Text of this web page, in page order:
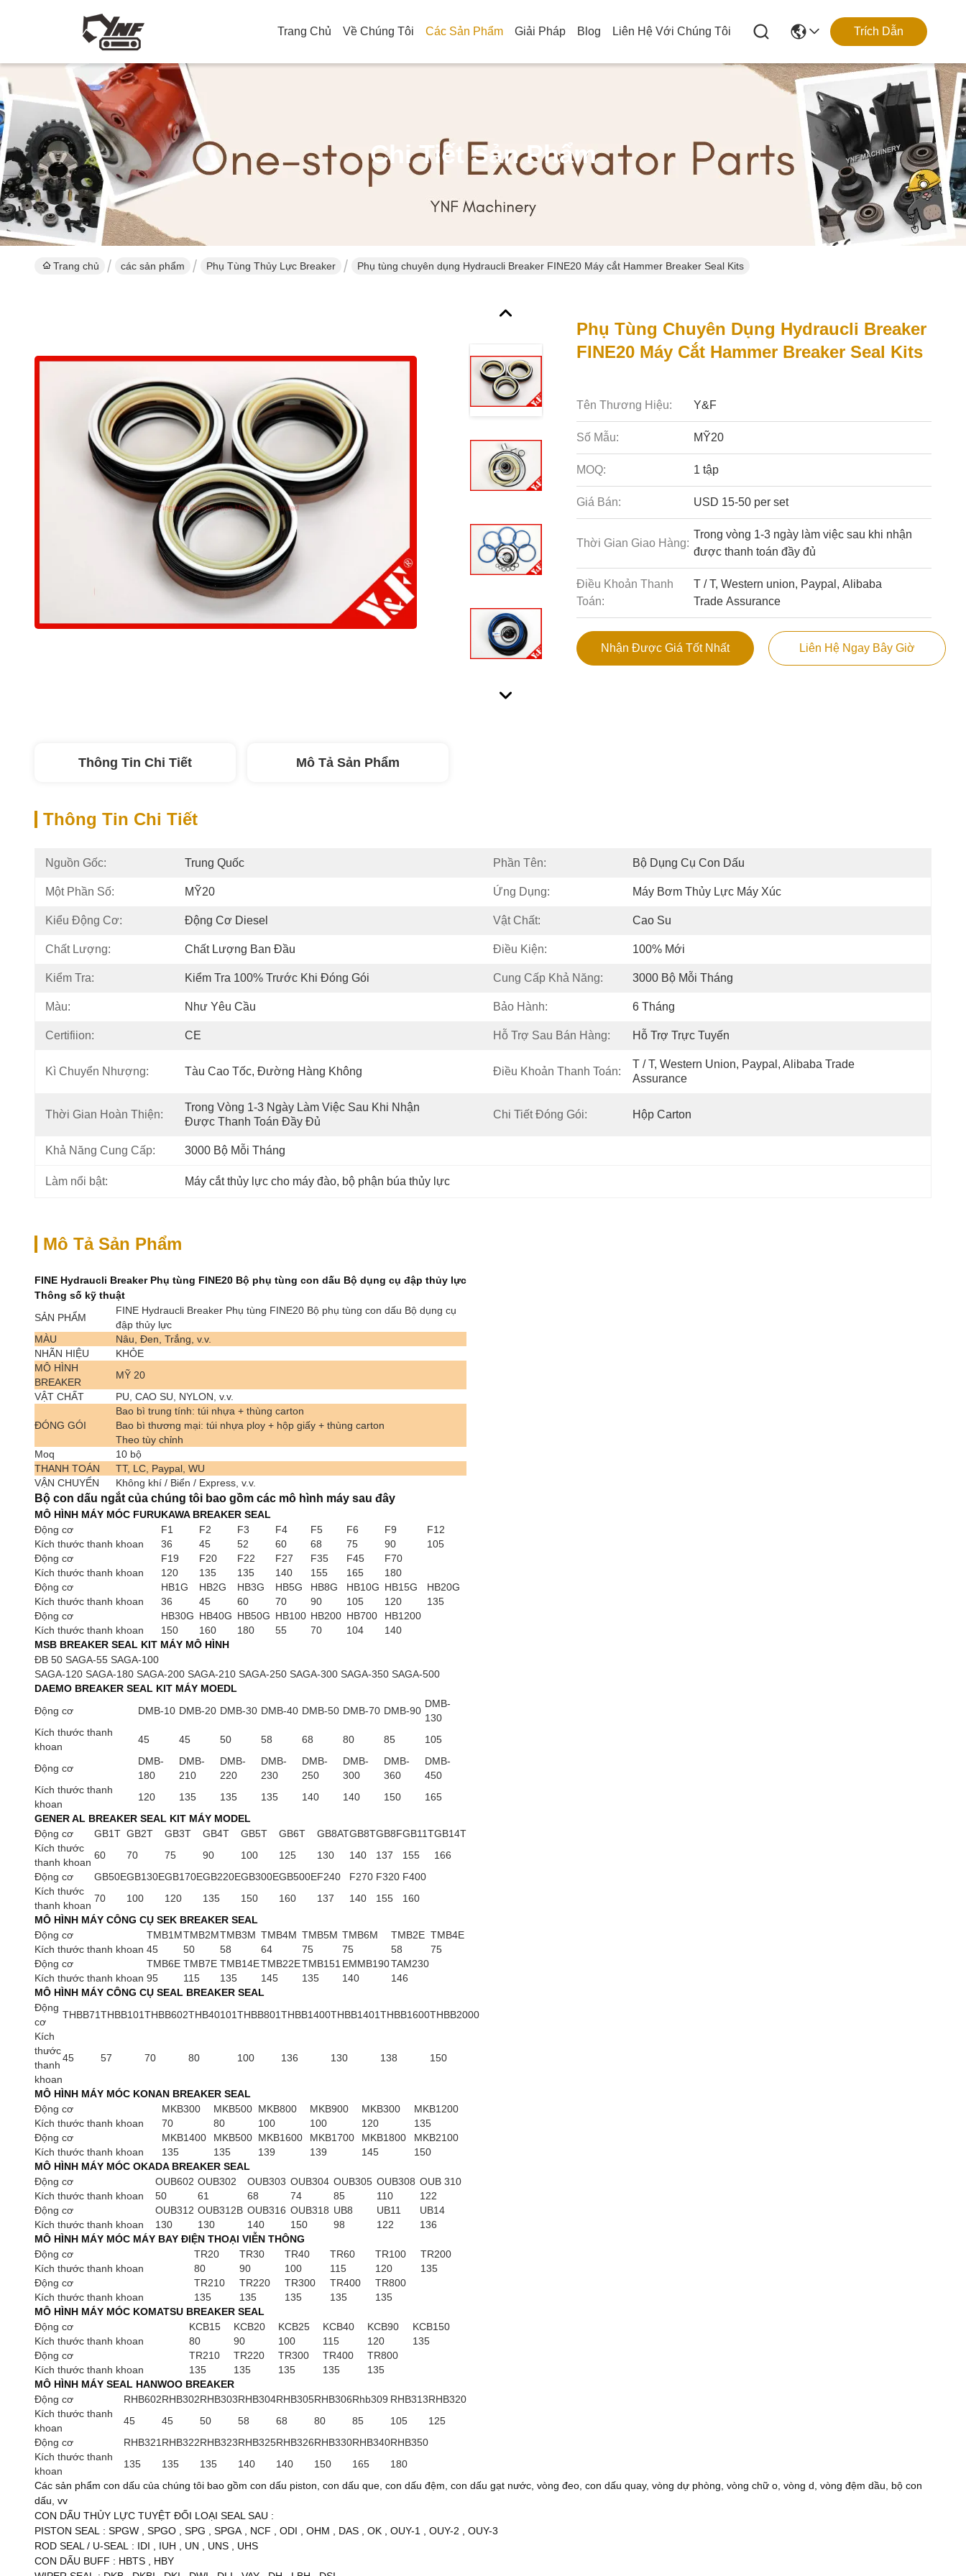
Trang Chủ Về Chúng Tôi Các Sản Phẩm Giải Pháp Blog Liên Hệ Với Chúng Tôi Trích Dẫn
Chi Tiết Sản Phẩm
Trang chủ các sản phẩm Phụ Tùng Thủy Lực Breaker Phụ tùng chuyên dụng Hydraucli Breaker FINE20 Máy cắt Hammer Breaker Seal Kits
Phụ Tùng Chuyên Dụng Hydraucli Breaker
FINE20 Máy Cắt Hammer Breaker Seal Kits
Tên Thương Hiệu: Y&F
Số Mẫu: MỸ20
MOQ: 1 tập
Giá Bán: USD 15-50 per set
Thời Gian Giao Hàng:
Trong vòng 1-3 ngày làm việc sau khi nhận
được thanh toán đầy đủ
Điều Khoản Thanh
Toán:
T / T, Western union, Paypal, Alibaba
Trade Assurance
Nhận Được Giá Tốt Nhất Liên Hệ Ngay Bây Giờ
Thông Tin Chi Tiết Mô Tả Sản Phẩm
Thông Tin Chi Tiết
Nguồn Gốc: Trung Quốc Phần Tên: Bộ Dụng Cụ Con Dấu
Một Phần Số: MỸ20 Ứng Dụng: Máy Bơm Thủy Lực Máy Xúc
Kiểu Động Cơ: Động Cơ Diesel Vật Chất: Cao Su
Chất Lượng: Chất Lượng Ban Đầu Điều Kiện: 100% Mới
Kiểm Tra: Kiểm Tra 100% Trước Khi Đóng Gói Cung Cấp Khả Năng: 3000 Bộ Mỗi Tháng
Màu: Như Yêu Cầu Bảo Hành: 6 Tháng
Certifiion: CE Hỗ Trợ Sau Bán Hàng: Hỗ Trợ Trực Tuyến
Kì Chuyển Nhượng: Tàu Cao Tốc, Đường Hàng Không Điều Khoản Thanh Toán:
T / T, Western Union, Paypal, Alibaba Trade
Assurance
Thời Gian Hoàn Thiện:
Trong Vòng 1-3 Ngày Làm Việc Sau Khi Nhận
Được Thanh Toán Đầy Đủ
Chi Tiết Đóng Gói: Hộp Carton
Khả Năng Cung Cấp: 3000 Bộ Mỗi Tháng
Làm nổi bật: Máy cắt thủy lực cho máy đào, bộ phận búa thủy lực
Mô Tả Sản Phẩm
FINE Hydraucli Breaker Phụ tùng FINE20 Bộ phụ tùng con dấu Bộ dụng cụ đập thủy lực
Thông số kỹ thuật
SẢN PHẨM
FINE Hydraucli Breaker Phụ tùng FINE20 Bộ phụ tùng con dấu Bộ dụng cụ
đập thủy lực
MÀU
Nâu, Đen, Trắng, v.v.
NHÃN HIỆU
KHỎE
MÔ HÌNH
BREAKER
MỸ 20
VẬT CHẤT
PU, CAO SU, NYLON, v.v.
ĐÓNG GÓI
Bao bì trung tính: túi nhựa + thùng carton
Bao bì thương mại: túi nhựa ploy + hộp giấy + thùng carton
Theo tùy chỉnh
Moq
10 bộ
THANH TOÁN
TT, LC, Paypal, WU
VẬN CHUYỂN
Không khí / Biển / Express, v.v.
Bộ con dấu ngắt của chúng tôi bao gồm các mô hình máy sau đây
MÔ HÌNH MÁY MÓC FURUKAWA BREAKER SEAL
Động cơ
F1 F2 F3 F4 F5 F6 F9
F12
Kích thước thanh khoan
36 45 52 60 68 75 90
105
Động cơ
F19 F20 F22 F27 F35 F45
F70
Kích thước thanh khoan
120 135 135 140 155 165
180
Động cơ
HB1G HB2G HB3G HB5G HB8G HB10G HB15G
HB20G
Kích thước thanh khoan
36 45 60 70 90 105 120
135
Động cơ
HB30G HB40G HB50G HB100 HB200 HB700
HB1200
Kích thước thanh khoan
150 160 180 55 70 104
140
MSB BREAKER SEAL KIT MÁY MÔ HÌNH
ĐB 50 SAGA-55 SAGA-100
SAGA-120 SAGA-180 SAGA-200 SAGA-210 SAGA-250 SAGA-300 SAGA-350 SAGA-500
DAEMO BREAKER SEAL KIT MÁY MOEDL
Động cơ
DMB-10 DMB-20 DMB-30 DMB-40 DMB-50 DMB-70 DMB-90
DMB-
130
Kích thước thanh
khoan
45 45 50 58 68 80 85 105
Động cơ
DMB-
180
DMB-
210
DMB-
220
DMB-
230
DMB-
250
DMB-
300
DMB-
360
DMB-
450
Kích thước thanh
khoan
120 135 135 135 140 140 150
165
GENER AL BREAKER SEAL KIT MÁY MODEL
Động cơ
GB1T GB2T GB3T GB4T GB5T GB6T GB8ATGB8TGB8FGB11TGB14T
Kích thước
thanh khoan
60 70 75 90 100 125 130 140 137 155
166
Động cơ
GB50EGB130EGB170EGB220EGB300EGB500EF240 F270 F320 F400
Kích thước
thanh khoan
70 100 120 135 150 160 137 140 155
160
MÔ HÌNH MÁY CÔNG CỤ SEK BREAKER SEAL
Động cơ
TMB1MTMB2MTMB3M TMB4M TMB5M TMB6M TMB2E TMB4E
Kích thước thanh khoan 45 50 58 64 75 75 58
75
Động cơ
TMB6E TMB7E TMB14ETMB22ETMB151 EMMB190TAM230
Kích thước thanh khoan 95 115 135 145 135 140
146
MÔ HÌNH MÁY CÔNG CỤ SEAL BREAKER SEAL
Động
cơ
THBB71THBB101THBB602THB40101THBB801THBB1400THBB1401THBB1600THBB2000
Kích
thước
thanh
khoan
45 57 70 80 100 136 130 138 150
MÔ HÌNH MÁY MÓC KONAN BREAKER SEAL
Động cơ
MKB300 MKB500 MKB800 MKB900 MKB300
MKB1200
Kích thước thanh khoan
70 80 100 100 120
135
Động cơ
MKB1400 MKB500 MKB1600 MKB1700 MKB1800
MKB2100
Kích thước thanh khoan
135 135 139 139 145
150
MÔ HÌNH MÁY MÓC OKADA BREAKER SEAL
Động cơ
OUB602 OUB302 OUB303 OUB304 OUB305 OUB308 OUB 310
Kích thước thanh khoan
50 61 68 74 85 110
122
Động cơ
OUB312 OUB312B OUB316 OUB318 UB8 UB11
UB14
Kích thước thanh khoan
130 130 140 150 98 122
136
MÔ HÌNH MÁY MÓC MÁY BAY ĐIỆN THOẠI VIỄN THÔNG
Động cơ
TR20 TR30 TR40 TR60 TR100
TR200
Kích thước thanh khoan
80 90 100 115 120
135
Động cơ
TR210 TR220 TR300 TR400
TR800
Kích thước thanh khoan
135 135 135 135
135
MÔ HÌNH MÁY MÓC KOMATSU BREAKER SEAL
Động cơ
KCB15 KCB20 KCB25 KCB40 KCB90
KCB150
Kích thước thanh khoan
80 90 100 115 120
135
Động cơ
TR210 TR220 TR300 TR400
TR800
Kích thước thanh khoan
135 135 135 135
135
MÔ HÌNH MÁY SEAL HANWOO BREAKER
Động cơ
RHB602RHB302RHB303RHB304RHB305RHB306Rhb309 RHB313RHB320
Kích thước thanh
khoan
45 45 50 58 68 80 85 105
125
Động cơ
RHB321 RHB322RHB323RHB325RHB326RHB330RHB340RHB350
Kích thước thanh
khoan
135 135 135 140 140 150 165
180
Các sản phẩm con dấu của chúng tôi bao gồm con dấu piston, con dấu que, con dấu đệm, con dấu gạt nước, vòng đeo, con dấu quay, vòng dự phòng, vòng chữ o, vòng d, vòng đệm dầu, bộ con
dấu, vv
CON DẤU THỦY LỰC TUYỆT ĐỐI LOẠI SEAL SAU :
PISTON SEAL
: SPGW SPGO SPG SPGA NCF ODI OHM DAS OK OUY-1 OUY-2
OUY-3
ROD SEAL / U-SEAL
: IDI IUH UN UNS
UHS
CON DẤU BUFF : HBTS
HBY